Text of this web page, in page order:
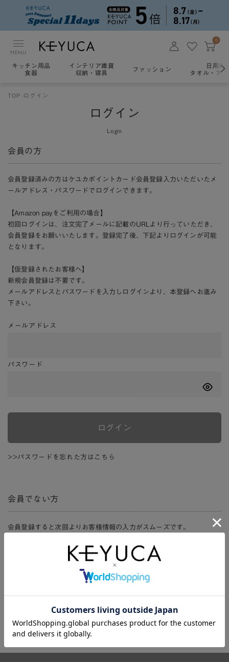
MENU
0
キッチン用品
食器
インテリア雑貨
収納・寝具
ファッション
日用雑
タオル・ア
TOP ログイン
ログイン
Login
会員の方
会員登録済みの方はケユカポイントカード会員登録入力いただいたメ
ールアドレス・パスワードでログインできます。
【Amazon payをご利用の場合】
初回ログインは、注文完了メールに記載のURLより行っていただき、
会員登録をお願いいたします。登録完了後、下記よりログインが可能
となります。
【仮登録されたお客様へ】
新規会員登録は不要です。
メールアドレスとパスワードを入力しログインより、本登録へお進み
下さい。
メールアドレス
パスワード
ログイン
>>パスワードを忘れた方はこちら
会員でない方
会員登録すると次回よりお客様情報の入力がスムーズです。
ージ、購入履歴をご利用いただけます。